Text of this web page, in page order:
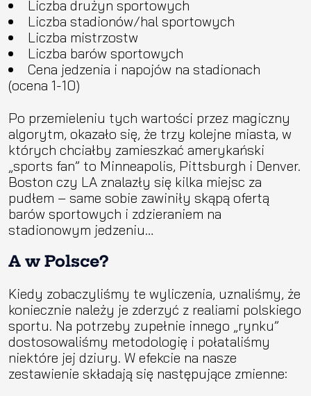
Liczba drużyn sportowych
Liczba stadionów/hal sportowych
Liczba mistrzostw
Liczba barów sportowych
Cena jedzenia i napojów na stadionach
(ocena 1-10)
Po przemieleniu tych wartości przez magiczny
algorytm, okazało się, że trzy kolejne miasta, w
których chciałby zamieszkać amerykański
„sports fan” to Minneapolis, Pittsburgh i Denver.
Boston czy LA znalazły się kilka miejsc za
pudłem – same sobie zawiniły skąpą ofertą
barów sportowych i zdzieraniem na
stadionowym jedzeniu…
A w Polsce?
Kiedy zobaczyliśmy te wyliczenia, uznaliśmy, że
koniecznie należy je zderzyć z realiami polskiego
sportu. Na potrzeby zupełnie innego „rynku”
dostosowaliśmy metodologię i połataliśmy
niektóre jej dziury. W efekcie na nasze
zestawienie składają się następujące zmienne: